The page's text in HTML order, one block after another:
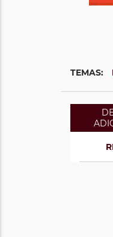
TEMAS: